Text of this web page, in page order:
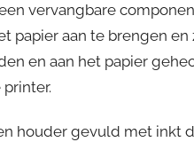
vervangbare
papier aan te brengen
en aan het papier
houder gevuld met inkt